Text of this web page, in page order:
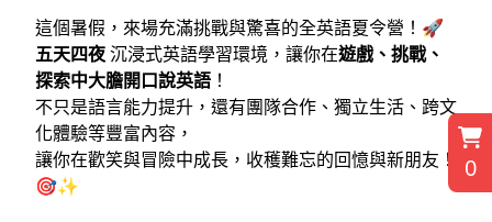
0
這個暑假，來場充滿挑戰與驚喜的全英語夏令營！🚀
五天四夜沉浸式英語學習環境，讓你在遊戲、挑戰、
探索中大膽開口說英語 ！
不只是語言能力提升，還有團隊合作、獨立生活、跨文
化體驗等豐富內容，
讓你在歡笑與冒險中成長，收穫難忘的回憶與新朋友！
🎯✨